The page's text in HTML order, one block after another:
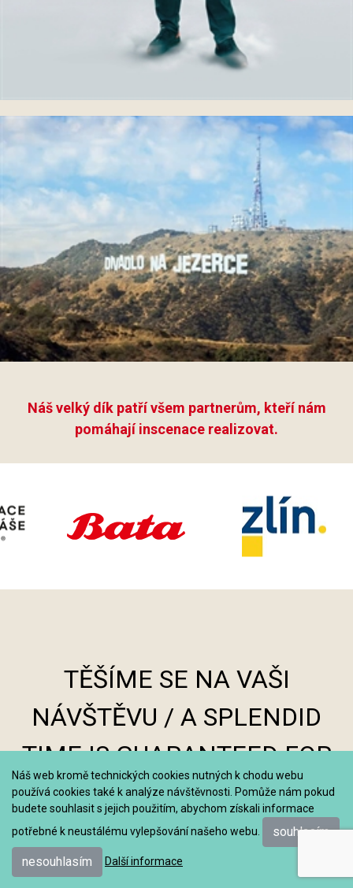
Náš velký dík patří všem partnerům, kteří nám
pomáhají inscenace realizovat.
TĚŠÍME SE NA VAŠI
NÁVŠTĚVU / A SPLENDID
TIME IS GUARANTEED FOR
ALL
Náš web kromě technických cookies nutných k chodu webu
používá cookies také k analýze návštěvnosti. Pomůže nám pokud
budete souhlasit s jejich použitím, abychom získali informace
potřebné k neustálému vylepšování našeho webu.
souhlasím
nesouhlasím
Další informace